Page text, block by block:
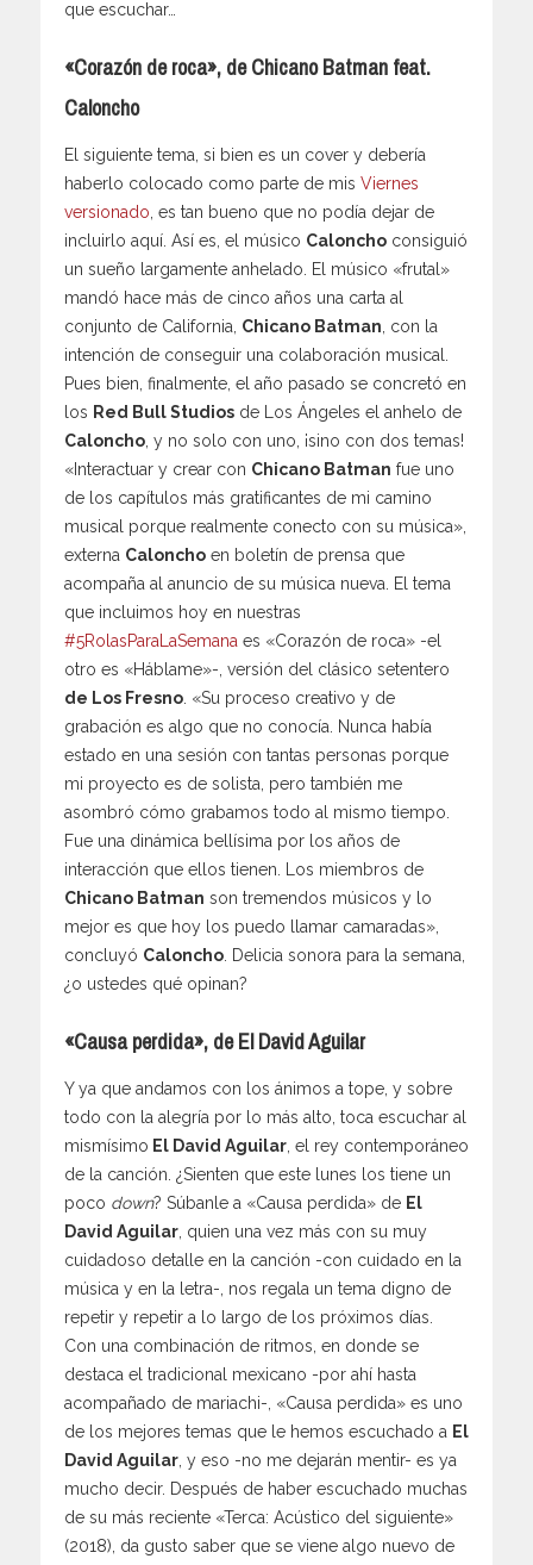
que escuchar…
«Corazón de roca», de Chicano Batman feat.
Caloncho
El siguiente tema, si bien es un cover y debería
haberlo colocado como parte de mis Viernes
versionado , es tan bueno que no podía dejar de
incluirlo aquí. Así es, el músico Caloncho consiguió
un sueño largamente anhelado. El músico «frutal»
mandó hace más de cinco años una carta al
conjunto de California, Chicano Batman , con la
intención de conseguir una colaboración musical.
Pues bien, finalmente, el año pasado se concretó en
los Red Bull Studios de Los Ángeles el anhelo de
Caloncho , y no solo con uno, ¡sino con dos temas!
«Interactuar y crear con Chicano Batman fue uno
de los capítulos más gratificantes de mi camino
musical porque realmente conecto con su música»,
externa Caloncho en boletín de prensa que
acompaña al anuncio de su música nueva. El tema
que incluimos hoy en nuestras
#5RolasParaLaSemana es «Corazón de roca» -el
otro es «Háblame»-, versión del clásico setentero
de Los Fresno . «Su proceso creativo y de
grabación es algo que no conocía. Nunca había
estado en una sesión con tantas personas porque
mi proyecto es de solista, pero también me
asombró cómo grabamos todo al mismo tiempo.
Fue una dinámica bellísima por los años de
interacción que ellos tienen. Los miembros de
Chicano Batman son tremendos músicos y lo
mejor es que hoy los puedo llamar camaradas»,
concluyó Caloncho . Delicia sonora para la semana,
¿o ustedes qué opinan?
«Causa perdida», de El David Aguilar
Y ya que andamos con los ánimos a tope, y sobre
todo con la alegría por lo más alto, toca escuchar al
mismísimo El David Aguilar , el rey contemporáneo
de la canción. ¿Sienten que este lunes los tiene un
poco down? Súbanle a «Causa perdida» de El
David Aguilar , quien una vez más con su muy
cuidadoso detalle en la canción -con cuidado en la
música y en la letra-, nos regala un tema digno de
repetir y repetir a lo largo de los próximos días.
Con una combinación de ritmos, en donde se
destaca el tradicional mexicano -por ahí hasta
acompañado de mariachi-, «Causa perdida» es uno
de los mejores temas que le hemos escuchado a El
David Aguilar , y eso -no me dejarán mentir- es ya
mucho decir. Después de haber escuchado muchas
de su más reciente «Terca: Acústico del siguiente»
(2018), da gusto saber que se viene algo nuevo de